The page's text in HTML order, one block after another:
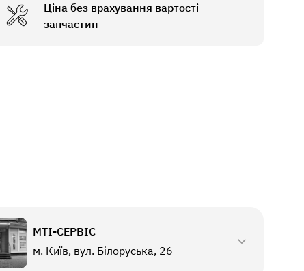
Ціна без врахування вартості
запчастин
МТI-СЕРВІС
м. Київ, вул. Білоруська, 26